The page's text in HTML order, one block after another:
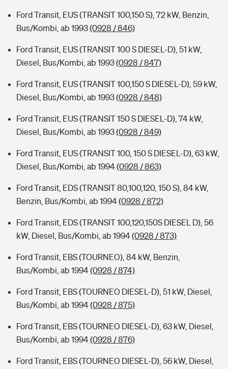
Ford Transit, EUS (TRANSIT 100,150 S), 72 kW, Benzin,
Bus/Kombi, ab 1993(0928 / 846)
Ford Transit, EUS (TRANSIT 100 S DIESEL-D), 51 kW,
Diesel, Bus/Kombi, ab 1993(0928 / 847)
Ford Transit, EUS (TRANSIT 100,150 S DIESEL-D), 59 kW,
Diesel, Bus/Kombi, ab 1993(0928 / 848)
Ford Transit, EUS (TRANSIT 150 S DIESEL-D), 74 kW,
Diesel, Bus/Kombi, ab 1993(0928 / 849)
Ford Transit, EUS (TRANSIT 100, 150 S DIESEL-D), 63 kW,
Diesel, Bus/Kombi, ab 1994(0928 / 863)
Ford Transit, EDS (TRANSIT 80,100,120, 150 S), 84 kW,
Benzin, Bus/Kombi, ab 1994(0928 / 872)
Ford Transit, EDS (TRANSIT 100,120,150S DIESEL D), 56
kW, Diesel, Bus/Kombi, ab 1994(0928 / 873)
Ford Transit, EBS (TOURNEO), 84 kW, Benzin,
Bus/Kombi, ab 1994(0928 / 874)
Ford Transit, EBS (TOURNEO DIESEL-D), 51 kW, Diesel,
Bus/Kombi, ab 1994(0928 / 875)
Ford Transit, EBS (TOURNEO DIESEL-D), 63 kW, Diesel,
Bus/Kombi, ab 1994(0928 / 876)
Ford Transit, EBS (TOURNEO DIESEL-D), 56 kW, Diesel,